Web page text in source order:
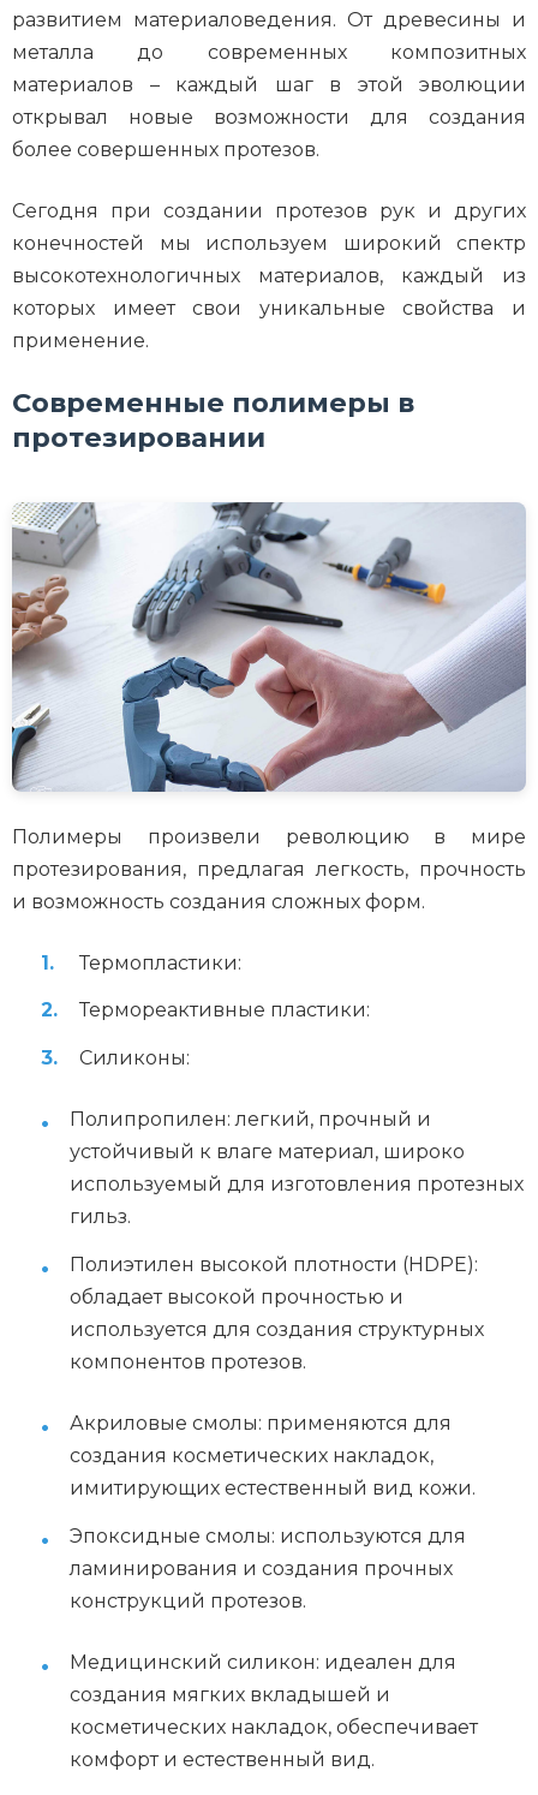
развитием материаловедения. От древесины и
металла до современных композитных
материалов – каждый шаг в этой эволюции
открывал новые возможности для создания
более совершенных протезов.
Сегодня при создании протезов рук и других
конечностей мы используем широкий спектр
высокотехнологичных материалов, каждый из
которых имеет свои уникальные свойства и
применение.
Современные полимеры в
протезировании
Полимеры произвели революцию в мире
протезирования, предлагая легкость, прочность
и возможность создания сложных форм.
Термопластики:
Термореактивные пластики:
Силиконы:
Полипропилен: легкий, прочный и
устойчивый к влаге материал, широко
используемый для изготовления протезных
гильз.
Полиэтилен высокой плотности (HDPE):
обладает высокой прочностью и
используется для создания структурных
компонентов протезов.
Акриловые смолы: применяются для
создания косметических накладок,
имитирующих естественный вид кожи.
Эпоксидные смолы: используются для
ламинирования и создания прочных
конструкций протезов.
Медицинский силикон: идеален для
создания мягких вкладышей и
косметических накладок, обеспечивает
комфорт и естественный вид.